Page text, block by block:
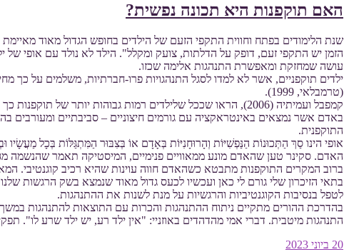
האם תוקפנות היא תכונה נפשית?
שנת הלימודים בפתח וחווית התקפי הזעם של הילדים בחופש הגדול מאוד
הזמן יש התקפי זעם, דופק על הדלתות, צועק ומקלל". הילד לא נולד עם אופי
עושה שמחזקת ומאפשרת התנהגות אלימה שכזו.
ילדים תוקפניים, אשר לא למדו לסגל התנהגויות פרו-חברתיות, משלמים על
(טרמבלאי, 1999).
קמפבל ועמיתיה (2006), הראו שככל שלילדים רמות גבוהות
באדם אשר נמצאים באינטראקציה עם גורמים חיצוניים – סביבתיים ומעורבים
התוקפנית.
אופי הינו סַךְ הַתְּכוּנוֹת הַנַּפְשִׁיּוֹת וְהָרוּחָנִיּוֹת בְּאָדָם אוֹ בְּצִבּוּר הַמִּתְגַּלּוֹת בְּכָל
האדם. סקינר טען שהאדם מונע ממאוויים פנימיים, המיסטיקה תאמר שהנשמה
ברוב המקרים התוקפנות מתבטא כשהאדם חווה עוינות שהיא רכיב קוגנטיבי.
בתאי הזיכרון שלי גורם לי כאן ועכשיו לכעס גדול מאוד שנמצא בשק הרגשות
לטפל בנסיבות הקוגנטיביות והרגשיות על מנת לשנות את ההתנהגות.
בהדרכת ההורים מתקיים ניתוח ההתנהגות והכרות עם התוצאות להתנהגות במשך
התנהגות מיטבית. דברי אמי מהדהדים באוזניי: "אין ילד רע, יש ילד שרע לו".
פורסם
20 ביוני 2023